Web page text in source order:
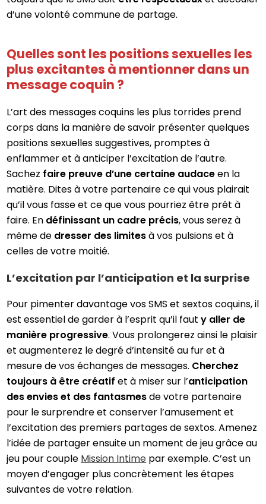
d’une volonté commune de partage.
Quelles sont les positions sexuelles les
plus excitantes à mentionner dans un
message coquin ?
L’art des messages coquins les plus torrides prend
corps dans la manière de savoir présenter quelques
positions sexuelles suggestives, promptes à
enflammer et à anticiper l’excitation de l’autre.
Sachez faire preuve d’une certaine audaceen la
matière. Dites à votre partenaire ce qui vous plairait
qu’il vous fasse et ce que vous pourriez être prêt à
faire. En définissant un cadre précis, vous serez à
même de dresser des limitesà vos pulsions et à
celles de votre moitié.
L’excitation par l’anticipation et la surprise
Pour pimenter davantage vos SMS et sextos coquins, il
est essentiel de garder à l’esprit qu’il fauty aller de
manière progressive. Vous prolongerez ainsi le plaisir
et augmenterez le degré d’intensité au fur et à
mesure de vos échanges de messages. Cherchez
toujours à être créatif et à miser sur l’anticipation
des envies et des fantasmesde votre partenaire
pour le surprendre et conserver l’amusement et
l’excitation des premiers partages de sextos. Amenez
l’idée de partager ensuite un moment de jeu grâce au
jeu pour couple Mission Intime par exemple. C’est un
moyen d’engager plus concrètement les étapes
suivantes de votre relation.